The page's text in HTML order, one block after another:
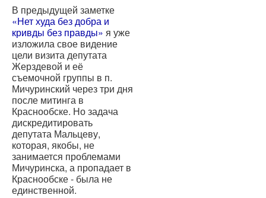
В предыдущей заметке
«Нет худа без добра и
кривды без правды» я уже
изложила свое видение
цели визита депутата
Жерздевой и её
съемочной группы в п.
Мичуринский через три дня
после митинга в
Краснообске. Но задача
дискредитировать
депутата Мальцеву,
которая, якобы, не
занимается проблемами
Мичуринска, а пропадает в
Краснообске - была не
единственной.